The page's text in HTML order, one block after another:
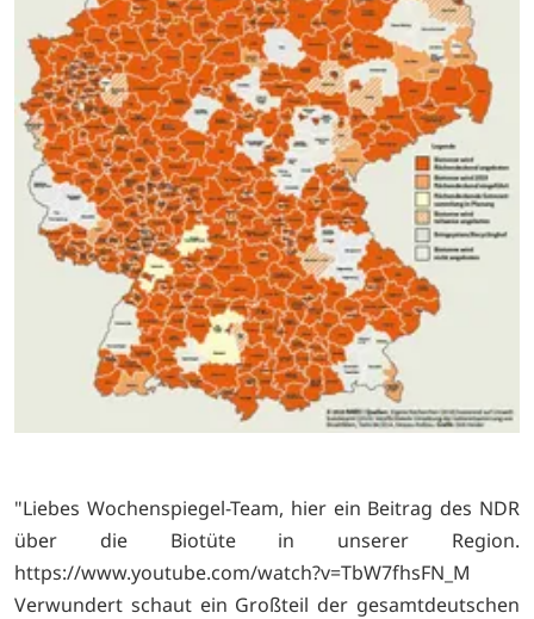
"Liebes Wochenspiegel-Team, hier ein Beitrag des NDR
über die Biotüte in unserer Region.
https://www.youtube.com/watch?v=TbW7fhsFN_M
Verwundert schaut ein Großteil der gesamtdeutschen